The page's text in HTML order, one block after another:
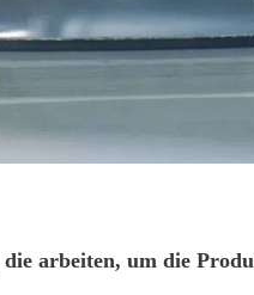
arbeiten, um die